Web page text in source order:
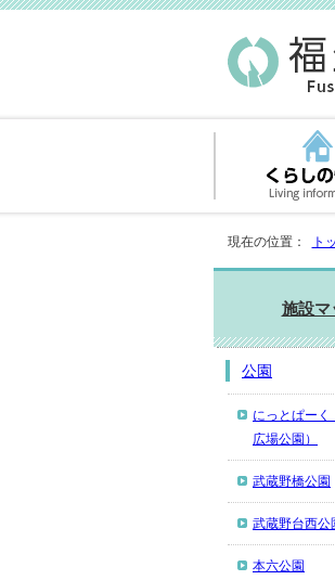
現在の位置： ト
施設マ
公園
にっとぱー
広場公園）
武蔵野橋公園
武蔵野台西公
本六公園